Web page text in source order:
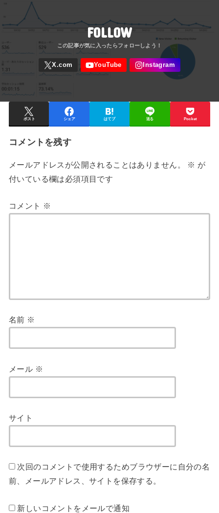
FOLLOW
ポスト シェア はてブ 送る Pocket
コメントを残す
メールアドレスが公開されることはありません。 ※ が
付いている欄は必須項目です
コメント ※
名前 ※
メール ※
サイト
次回のコメントで使用するためブラウザーに自分の名
前、メールアドレス、サイトを保存する。
新しいコメントをメールで通知